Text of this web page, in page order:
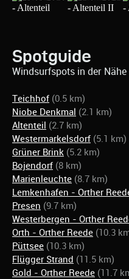
Spotguide
Windsurfspots in der Nähe
Teichhof (0.5 km)
Niobe Denkmal (2.1 km)
Altenteil (2.7 km)
Westermarkelsdorf (5.1 km)
Grüner Brink (5.2 km)
Bojendorf (8 km)
Marienleuchte (8.7 km)
Lemkenhafen - Orther
Presen (9.7 km)
Westerbergen - Orther
Orth - Orther Reede (10.3
Püttsee (10.3 km)
Flügger Strand (11.5 km)
Gold - Orther Reede (11.7